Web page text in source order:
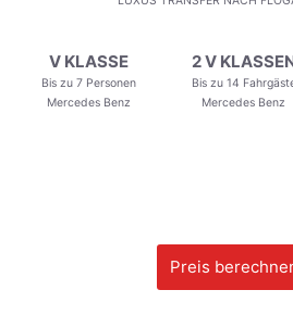
V KLASSE
Bis zu 7 Personen
Mercedes Benz
2 V
Bis zu 14
Mercedes Benz
Preis